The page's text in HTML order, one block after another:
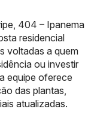
404 – Ipanema
residencial
voltadas a quem
ou investir
equipe oferece
das plantas,
atualizadas.